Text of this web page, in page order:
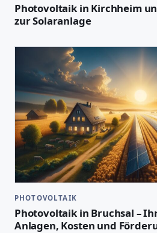
Photovoltaik in Kirchheim
zur Solaranlage
PHOTOVOLTAIK
Photovoltaik in Bruchsal –
Anlagen, Kosten und